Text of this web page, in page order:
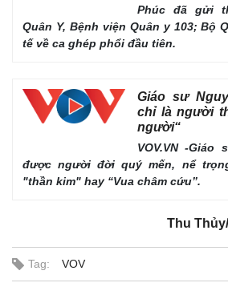
Vụ án
Tin nóng
Quân
Vũ khí
Việt
Phúc đã gửi
Quân Y, Bệnh viện Quân y 103; Bộ
tế về ca ghép phổi đầu tiên.
Giáo sư
chỉ là người
người“
VOV.VN -Giáo
được người đời quý mến, nể
"thần kim" hay “Vua châm cứu”.
Thu
Tag: VOV